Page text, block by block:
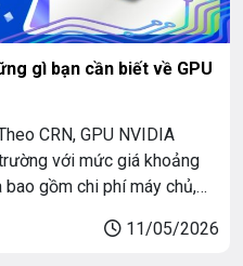
gì bạn cần biết về GPU
CRN, GPU NVIDIA
với mức giá khoảng
bao gồm chi phí máy chủ,
chọn ngày càng […]11/05/2026